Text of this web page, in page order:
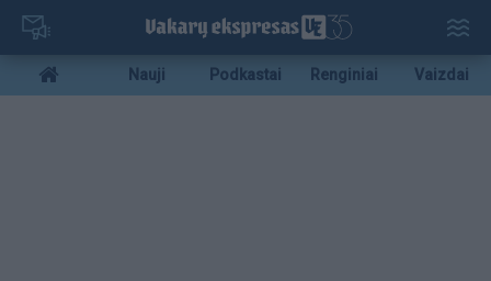
Pereiti
pagrindinį
turinį
Mobile
menu
Nauji Podkastai Renginiai Vaizdai